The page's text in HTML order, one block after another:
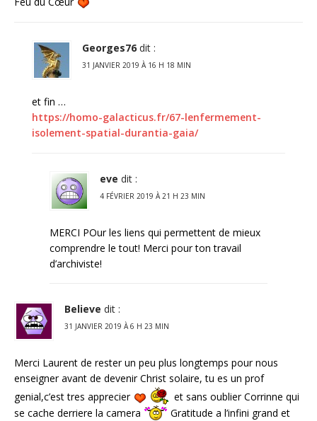
Georges76 dit :
31 JANVIER 2019 À 16 H 18 MIN
et fin …
https://homo-galacticus.fr/67-lenfermement-
isolement-spatial-durantia-gaia/
eve dit :
4 FÉVRIER 2019 À 21 H 23 MIN
MERCI POur les liens qui permettent de mieux
comprendre le tout! Merci pour ton travail
d’archiviste!
Believe dit :
31 JANVIER 2019 À 6 H 23 MIN
Merci Laurent de rester un peu plus longtemps pour nous
enseigner avant de devenir Christ solaire, tu es un prof
genial,c’est tres apprecier
et sans oublier Corrinne qui
se cache derriere la camera
Gratitude a l’infini grand et